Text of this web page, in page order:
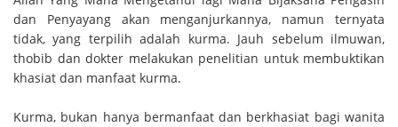
dan Penyayang akan menganjurkannya, namun ternyata
tidak, yang terpilih adalah kurma. Jauh sebelum ilmuwan,
thobib dan dokter melakukan penelitian untuk membuktikan
khasiat dan manfaat kurma.
Kurma, bukan hanya bermanfaat dan berkhasiat bagi wanita